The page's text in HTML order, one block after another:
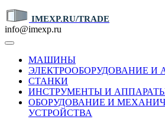
IMEXP.RU/TRADE
info@imexp.ru
МАШИНЫ
ЭЛЕКТРООБОРУДОВАНИЕ И
СТАНКИ
ИНСТРУМЕНТЫ И
ОБОРУДОВАНИЕ И
УСТРОЙСТВА